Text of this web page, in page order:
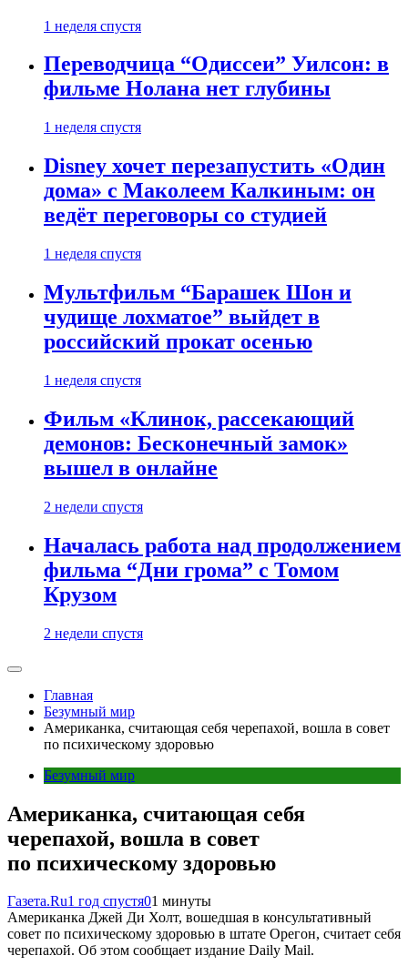
1 неделя спустя
Переводчица “Одиссеи” Уилсон: в
фильме Нолана нет глубины
1 неделя спустя
Disney хочет перезапустить «Один
дома» с Маколеем Калкиным: он
ведёт переговоры со студией
1 неделя спустя
Мультфильм “Барашек Шон и
чудище лохматое” выйдет в
российский прокат осенью
1 неделя спустя
Фильм «Клинок, рассекающий
демонов: Бесконечный замок»
вышел в онлайне
2 недели спустя
Началась работа над продолжением
фильма “Дни грома” с Томом
Крузом
2 недели спустя
Главная
Безумный мир
Американка, считающая себя черепахой, вошла в совет
по психическому здоровью
Безумный мир
Американка, считающая себя
черепахой, вошла в совет
по психическому здоровью
Газета.Ru1 год спустя01 минуты
Американка Джей Ди Холт, вошедшая в консультативный
совет по психическому здоровью в штате Орегон, считает себя
черепахой. Об этом сообщает издание Daily Mail.